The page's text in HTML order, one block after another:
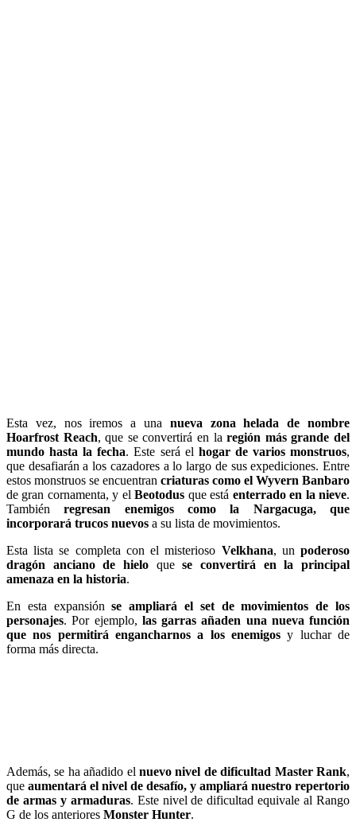
Esta vez, nos iremos a una nueva zona helada de nombre
Hoarfrost Reach, que se convertirá en laregión más grande del
mundo hasta la fecha. Este será el hogar de varios monstruos,
que desafiarán a los cazadores a lo largo de sus expediciones. Entre
estos monstruos se encuentran criaturas como el Wyvern Banbaro
de gran cornamenta, y elBeotodus que está enterrado en la nieve.
Tambiénregresan enemigos como la Nargacuga, que
incorporará trucos nuevos a su lista de movimientos.
Esta lista se completa con el misterioso Velkhana, unpoderoso
dragón anciano de hielo quese convertirá en la principal
amenaza en la historia.
En esta expansiónse ampliará el set de movimientos de los
personajes. Por ejemplo, las garras añaden una nueva función
que nos permitirá engancharnos a los enemigos y luchar de
forma más directa.
Además, se ha añadido el nuevo nivel de dificultad Master Rank,
que aumentará el nivel de desafío, y ampliará nuestro repertorio
de armas y armaduras. Este nivel de dificultad equivale al Rango
G de los anteriores Monster Hunter.